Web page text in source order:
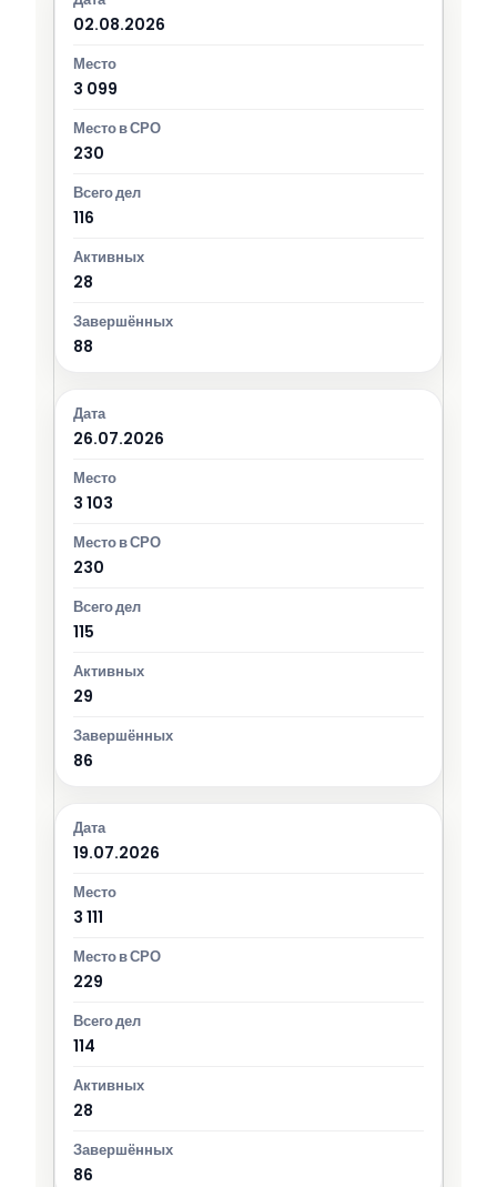
02.08.2026
3 099
230
116
28
88
26.07.2026
3 103
230
115
29
86
19.07.2026
3 111
229
114
28
86